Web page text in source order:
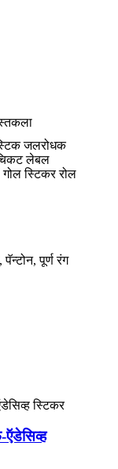
जलरोधक
लेबल
गोल स्टिकर रोल
पूर्ण रंग
ऍडेसिव्ह